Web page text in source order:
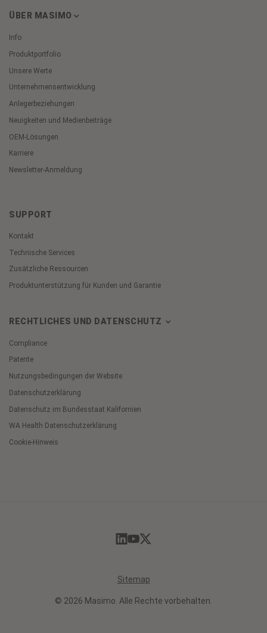
ÜBER MASIMO
Info
Produktportfolio
Unsere Werte
Unternehmensentwicklung
Anlegerbeziehungen
Neuigkeiten und Medienbeiträge
OEM-Lösungen
Karriere
Newsletter-Anmeldung
SUPPORT
Kontakt
Technische Services
Zusätzliche Ressourcen
Produktunterstützung für Kunden und Garantie
RECHTLICHES UND DATENSCHUTZ
Compliance
Patente
Nutzungsbedingungen der Website
Datenschutzerklärung
Datenschutz im Bundesstaat Kalifornien
WA Health Datenschutzerklärung
Cookie-Hinweis
Sitemap
© 2026 Masimo. Alle Rechte vorbehalten.